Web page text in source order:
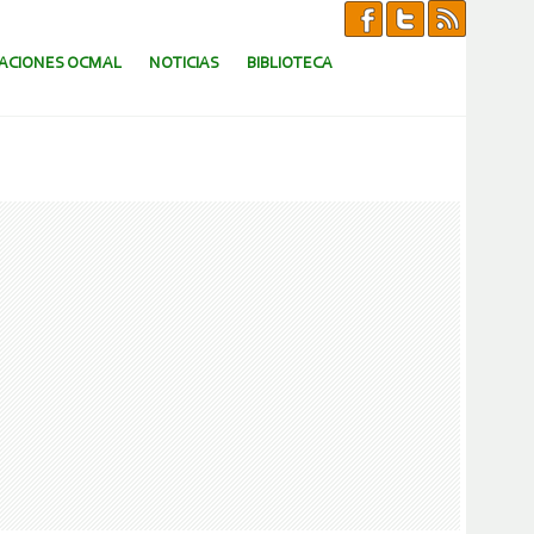
OCMAL NOTICIAS BIBLIOTECA